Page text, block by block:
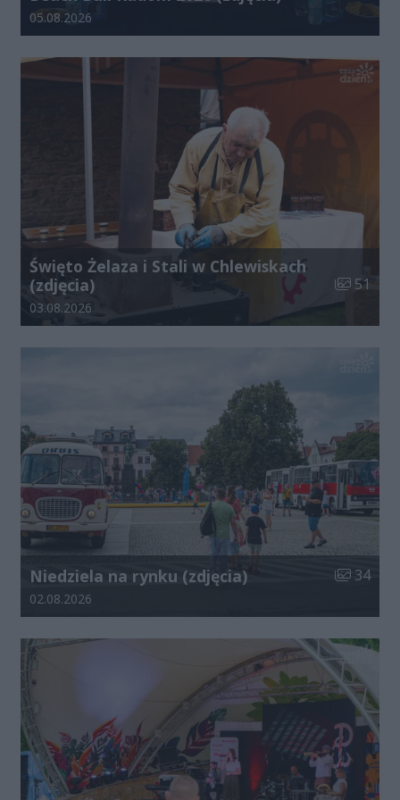
Data dodania galerii:
05.08.2026
Święto Żelaza i Stali w Chlewiskach
(zdjęcia)
Liczba
51
Data dodania galerii:
03.08.2026
Niedziela na rynku (zdjęcia) Liczba
34
Data dodania galerii:
02.08.2026